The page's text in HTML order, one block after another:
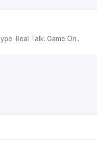
Real Talk. Game On..